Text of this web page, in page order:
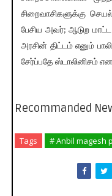
சிறைவாசிகளுக்கு
பேசிய அவர்; ஆடுற மாட்ட
அரசின் திட்டம் எனும்
சேர்ப்பதே ஸ்டாலினிசம் என
Recommanded
Tags # Anbil magesh